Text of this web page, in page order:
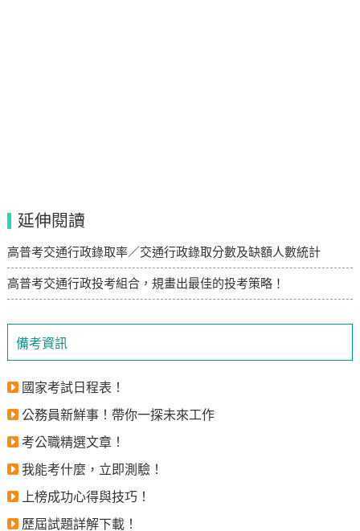
備考資訊
國家考試日程表！
公務員新鮮事！帶你一探未來工作
考公職精選文章！
我能考什麼，立即測驗！
上榜成功心得與技巧！
歷屆試題詳解下載！
延伸閱讀
高普考交通行政錄取率／交通行政錄取分數及缺額人數統計
高普考交通行政投考組合，規畫出最佳的投考策略！